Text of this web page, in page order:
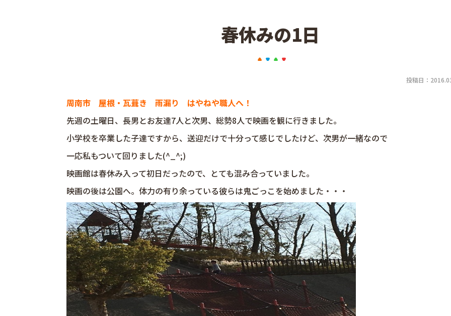
春休みの1日
投稿日：
周南市 屋根・瓦葺き 雨漏り はやねや職人へ！
先週の土曜日、長男とお友達7人と次男、総勢8人で映画を観に行きました。
小学校を卒業した子達ですから、送迎だけで十分って感じでしたけど、次男が一緒なので
一応私もついて回りました(^_^;)
映画館は春休み入って初日だったので、とても混み合っていました。
映画の後は公園へ。体力の有り余っている彼らは鬼ごっこを始めました・・・